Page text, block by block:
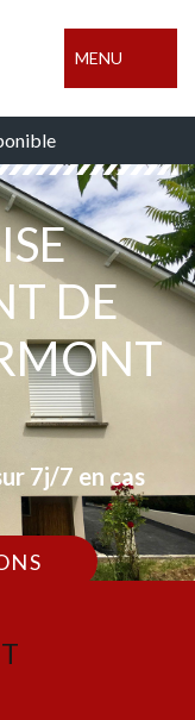
MENU
DE
7j/7 en cas